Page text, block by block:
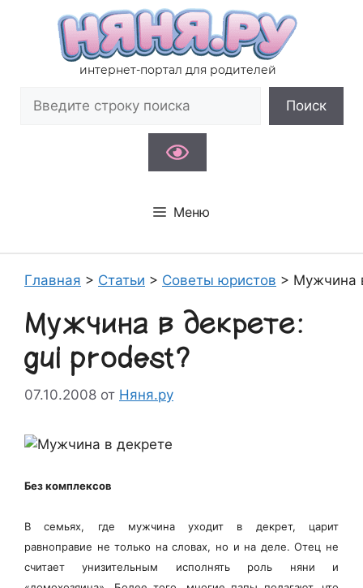
содержимому
интернет-портал для родителей
Поиск
Меню
Главная > Статьи > Советы юристов > Мужчина
Мужчина в декрете:
gui prodest?
07.10.2008 от Няня.ру
Без комплексов
В семьях, где мужчина уходит в декрет, царит
равноправие не только на словах, но и на деле. Отец не
считает унизительным исполнять роль няни и